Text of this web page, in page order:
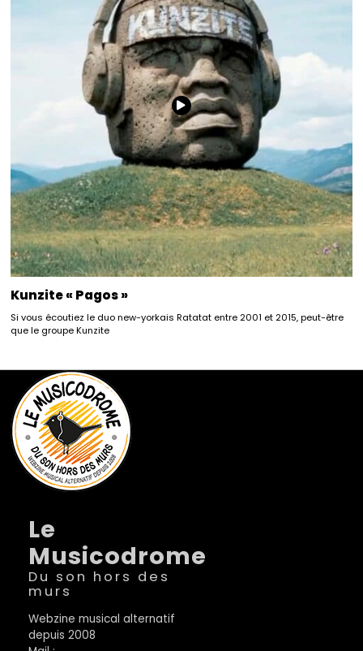
Kunzite « Pagos »
Si vous écoutiez le duo new-yorkais Ratatat entre 2001 et 2015, peut-être
que le groupe Kunzite
Le
Musicodrome
Du son hors des
murs
Webzine musical alternatif
depuis 2008